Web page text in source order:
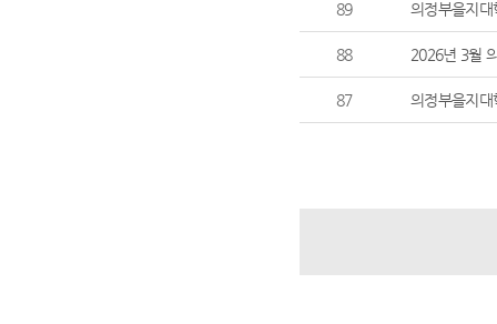
89 의정부을지대
88 2026년 3월
87 의정부을지대